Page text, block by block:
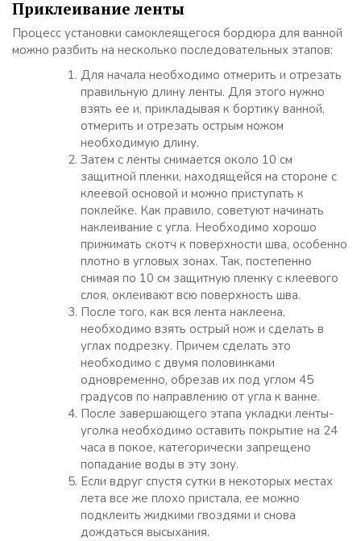
Приклеивание ленты
Процесс установки самоклеящегося бордюра для ванной
можно разбить на несколько последовательных этапов:
Для начала необходимо отмерить и отрезать
правильную длину ленты. Для этого нужно
взять ее и, прикладывая к бортику ванной,
отмерить и отрезать острым ножом
необходимую длину.
Затем с ленты снимается около 10 см
защитной пленки, находящейся на стороне с
клеевой основой и можно приступать к
поклейке. Как правило, советуют начинать
наклеивание с угла. Необходимо хорошо
прижимать скотч к поверхности шва, особенно
плотно в угловых зонах. Так, постепенно
снимая по 10 см защитную пленку с клеевого
слоя, оклеивают всю поверхность шва.
После того, как вся лента наклеена,
необходимо взять острый нож и сделать в
углах подрезку. Причем сделать это
необходимо с двумя половинками
одновременно, обрезав их под углом 45
градусов по направлению от угла к ванне.
После завершающего этапа укладки ленты-
уголка необходимо оставить покрытие на 24
часа в покое, категорически запрещено
попадание воды в эту зону.
Если вдруг спустя сутки в некоторых местах
лета все же плохо пристала, ее можно
подклеить жидкими гвоздями и снова
дождаться высыхания.